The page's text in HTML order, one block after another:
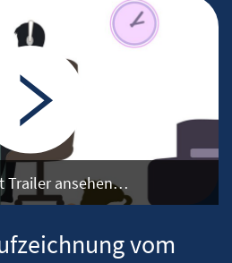
Trailer ansehen…
vom